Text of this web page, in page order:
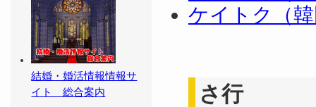
ケイトク（
さ行
結婚・婚活情報情報サ
イト 総合案内